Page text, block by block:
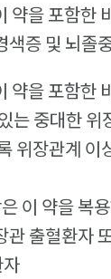
약을 포함한
색증 및 뇌졸
약을 포함한
는 중대한
위장관계
이 약을 복
관 출혈환자